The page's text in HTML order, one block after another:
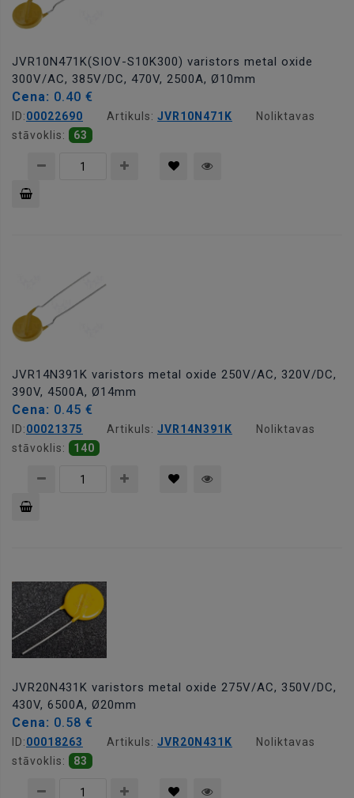
JVR10N471K(SIOV-S10K300) varistors metal oxide
300V/AC, 385V/DC, 470V, 2500A, Ø10mm
Cena: 0.40 €
ID:00022690 Artikuls: JVR10N471K
Noliktavas
stāvoklis:
63
JVR14N391K varistors metal oxide 250V/AC, 320V/DC,
390V, 4500A, Ø14mm
Cena: 0.45 €
ID:00021375 Artikuls: JVR14N391K
Noliktavas
stāvoklis:
140
JVR20N431K varistors metal oxide 275V/AC, 350V/DC,
430V, 6500A, Ø20mm
Cena: 0.58 €
ID:00018263 Artikuls: JVR20N431K
Noliktavas
stāvoklis:
83